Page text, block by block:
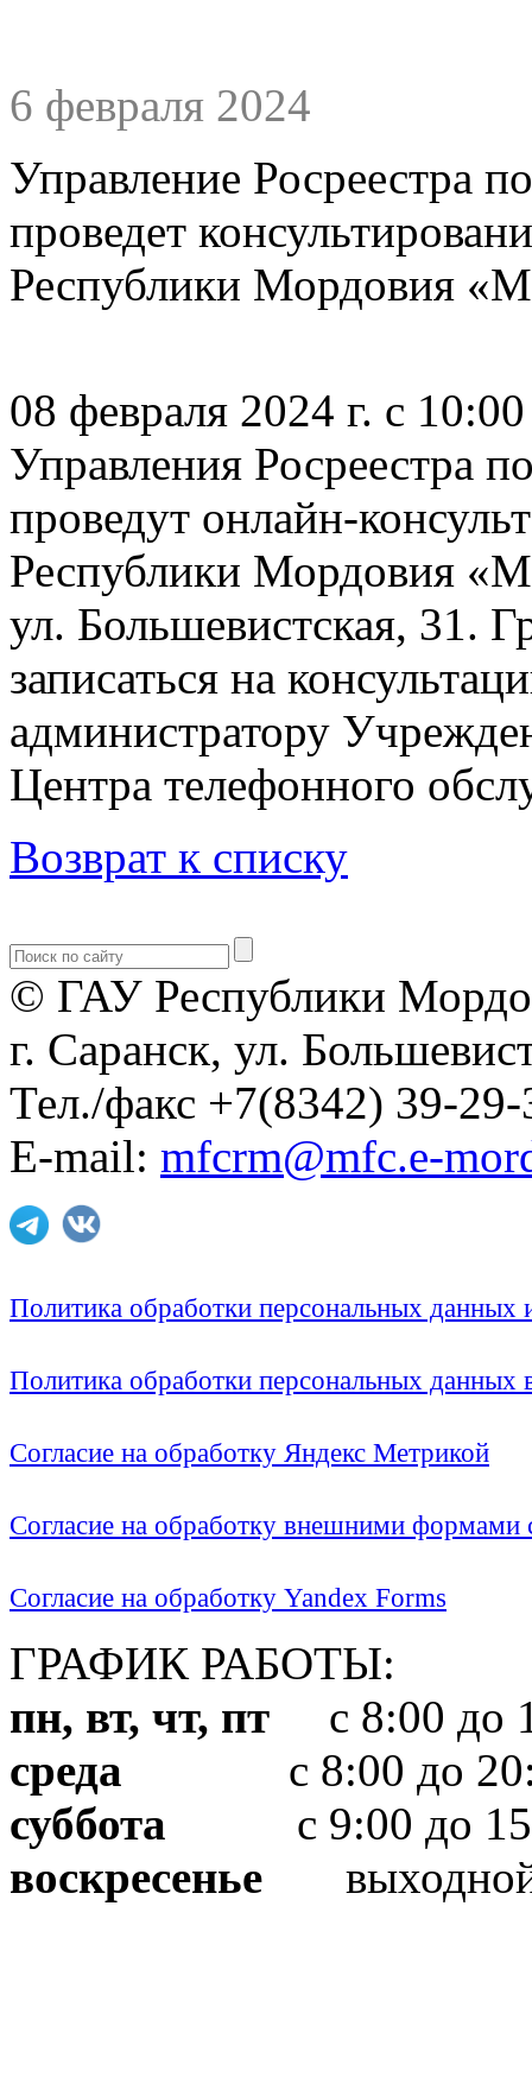
6 февраля 2024
Управление Росреестра
проведет
Республики Мордовия
08 февраля 2024 г. с
Управления Росреестра
проведут онлайн-
Республики Мордовия
ул. Большевистская, 31.
записаться на
администратору
Центра телефонного
Возврат к списку
© ГАУ Республики
г. Саранск, ул.
Тел./факс +7(8342) 39-29-
E-mail: mfcrm@mfc.e-
Политика обработки персональных
Политика обработки персональных
Согласие на обработку Яндекс Метрикой
Согласие на обработку внешними формами
Согласие на обработку Yandex Forms
ГРАФИК РАБОТЫ:
пн, вт, чт, пт с 8:00 до
среда с 8:00 до
суббота с 9:00 до
воскресенье